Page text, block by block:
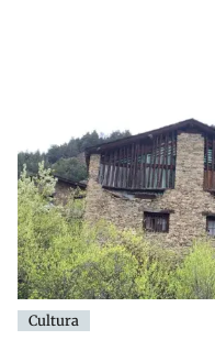
Cultura